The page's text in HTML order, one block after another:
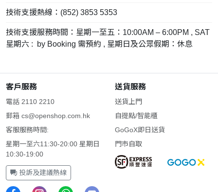
技術支援熱線：(852) 3853 5353
技術支援服務時間：星期一至五：10:00AM – 6:00PM , SAT
星期六 : by Booking 需預約 , 星期日及公眾假期：休息
客戶服務
電話 2110 2210
郵箱 cs@openshop.com.hk
客服服務時間:
星期一至六11:30-20:00 星期日
10:30-19:00
投訴及建議熱線
送貨服務
送貨上門
自提點/智能櫃
GoGoX即日送貨
門市自取